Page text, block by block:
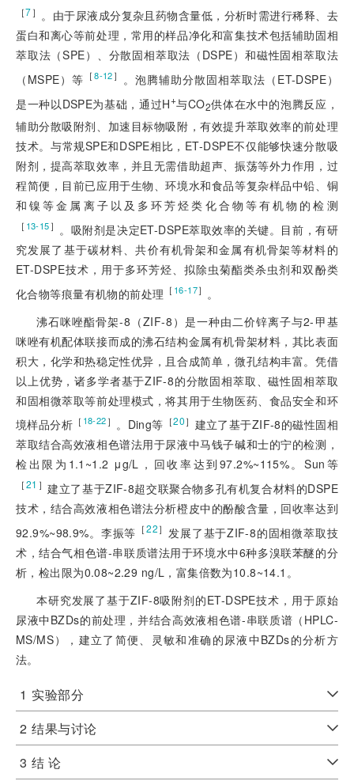
［7］ 。由于尿液成分复杂且药物含量低，分析时需进行稀释、去
蛋白和离心等前处理，常用的样品净化和富集技术包括辅助固相
萃取法（SPE）、分散固相萃取法（DSPE）和磁性固相萃取法
（MSPE）等 ［8-12］ 。泡腾辅助分散固相萃取法（ET-DSPE）
是一种以DSPE为基础，通过H+与CO2供体在水中的泡腾反应，
辅助分散吸附剂、加速目标物吸附，有效提升萃取效率的前处理
技术。与常规SPE和DSPE相比，ET-DSPE不仅能够快速分散吸
附剂，提高萃取效率，并且无需借助超声、振荡等外力作用，过
程简便，目前已应用于生物、环境水和食品等复杂样品中铅、铜
和镍等金属离子以及多环芳烃类化合物等有机物的检测
［ 13-15］ 。吸附剂是决定ET-DSPE萃取效率的关键。目前，有研
究发展了基于碳材料、共价有机骨架和金属有机骨架等材料的
ET-DSPE技术，用于多环芳烃、拟除虫菊酯类杀虫剂和双酚类
化合物等痕量有机物的前处理 ［ 16-17］ 。
沸石咪唑酯骨架-8（ZIF-8）是一种由二价锌离子与2-甲基
咪唑有机配体联接而成的沸石结构金属有机骨架材料，其比表面
积大，化学和热稳定性优异，且合成简单，微孔结构丰富。凭借
以上优势，诸多学者基于ZIF-8的分散固相萃取、磁性固相萃取
和固相微萃取等前处理模式，将其用于生物医药、食品安全和环
境样品分析 ［ 18-22］ 。Ding等 ［20］ 建立了基于ZIF-8的磁性固相
萃取结合高效液相色谱法用于尿液中马钱子碱和士的宁的检测，
检出限为1.1~1.2 μg/L，回收率达到97.2%~115%。Sun等
［21 ］建立了基于ZIF-8超交联聚合物多孔有机复合材料的DSPE
技术，结合高效液相色谱法分析橙皮中的酚酸含量，回收率达到
92.9%~98.9%。李振等 ［22］ 发展了基于ZIF-8的固相微萃取技
术，结合气相色谱-串联质谱法用于环境水中6种多溴联苯醚的分
析，检出限为0.08~2.29 ng/L，富集倍数为10.8~14.1。
本研究发展了基于ZIF-8吸附剂的ET-DSPE技术，用于原始
尿液中BZDs的前处理，并结合高效液相色谱-串联质谱（HPLC-
MS/MS），建立了简便、灵敏和准确的尿液中BZDs的分析方
法。
1 实验部分
2 结果与讨论
3 结 论